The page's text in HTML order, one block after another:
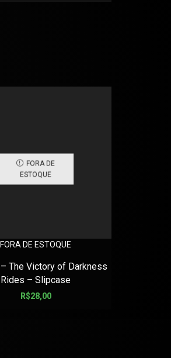
FORA DE
ESTOQUE
FORA DE ESTOQUE
– The Victory of Darkness
Rides – Slipcase
R$28,00